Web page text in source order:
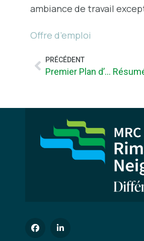
ambiance de travail
Offre d’emploi
PRÉCÉDENT
Premier Plan d’agriculture urbaine de la MRC de Rimouski-Neigette